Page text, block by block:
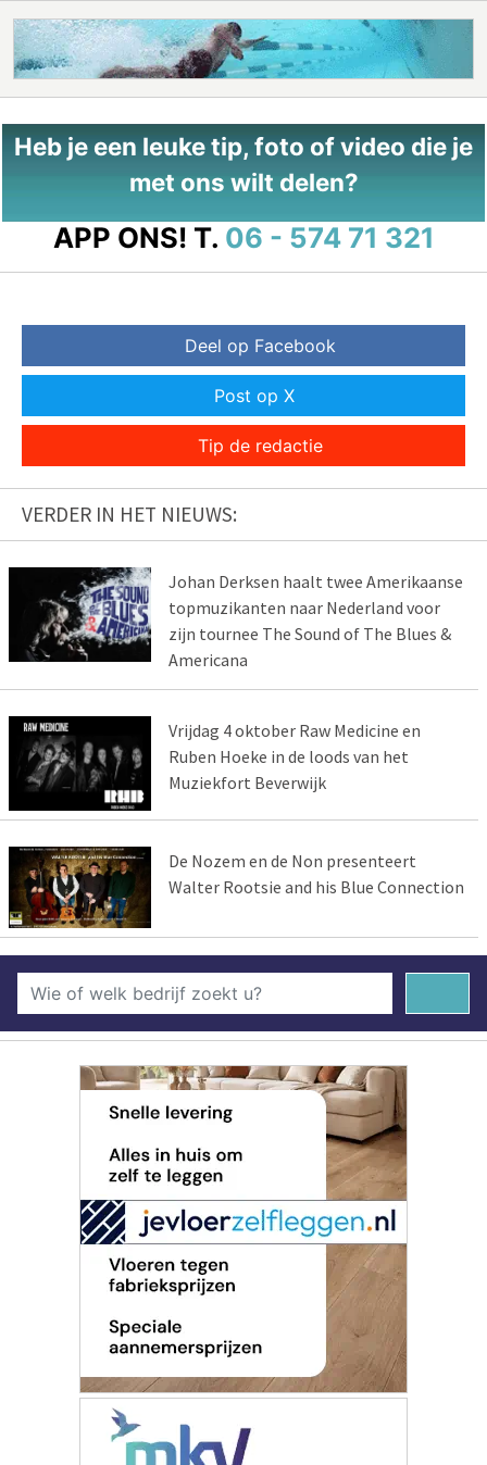
Heb je een leuke tip, foto of video die je
met ons wilt delen?
APP ONS! T. 06 - 574 71 321
Deel op Facebook
Post op X
Tip de redactie
VERDER IN HET NIEUWS:
Johan Derksen haalt twee Amerikaanse
topmuzikanten naar Nederland voor
zijn tournee The Sound of The Blues &
Americana
Vrijdag 4 oktober Raw Medicine en
Ruben Hoeke in de loods van het
Muziekfort Beverwijk
De Nozem en de Non presenteert
Walter Rootsie and his Blue Connection